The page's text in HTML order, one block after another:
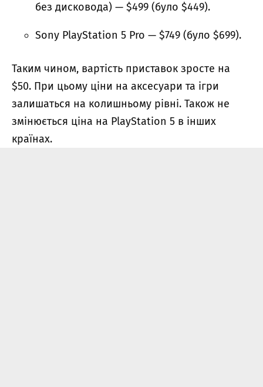
без дисковода) — $499 (було $449).
Sony PlayStation 5 Pro — $749 (було $699).
Таким чином, вартість приставок зросте на
$50. При цьому ціни на аксесуари та ігри
залишаться на колишньому рівні. Також не
змінюється ціна на PlayStation 5 в інших
країнах.